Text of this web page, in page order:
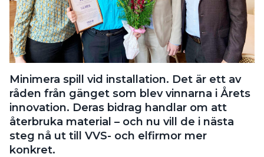
Minimera spill vid installation. Det är ett av
råden från gänget som blev vinnarna i Årets
innovation. Deras bidrag handlar om att
återbruka material – och nu vill de i nästa
steg nå ut till VVS- och elfirmor mer
konkret.